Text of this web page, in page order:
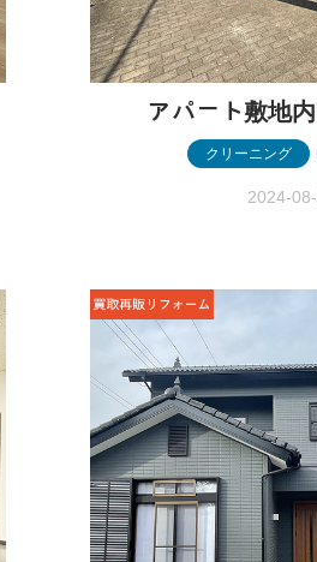
アパート敷地
クリーニング ,
2024-
before after before
ート敷地内 施工内容
算目安 約14万円 本日